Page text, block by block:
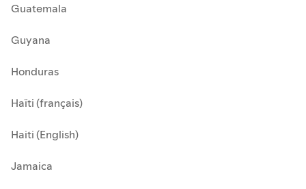
Guatemala
Guyana
Honduras
Haïti (français)
Haiti (English)
Jamaica